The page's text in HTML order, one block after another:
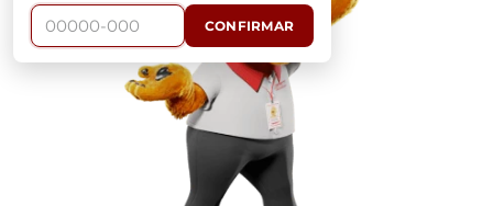
CONFIRMAR